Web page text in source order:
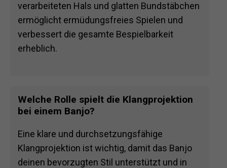
verarbeiteten Hals und glatten Bundstäbchen
ermöglicht ermüdungsfreies Spielen und
verbessert die gesamte Bespielbarkeit
erheblich.
Welche Rolle spielt die Klangprojektion
bei einem Banjo?
Eine klare und durchsetzungsfähige
Klangprojektion ist wichtig, damit das Banjo
deinen bevorzugten Stil unterstützt und in